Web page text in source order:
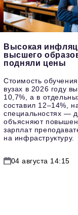
Высокая
высшего
подняли цены
Стоимость
вузах в 2026 году
10,7%, а в
составил 12–14%,
специальностях —
объясняют
зарплат
на инфраструктуру.
04 августа 14:15